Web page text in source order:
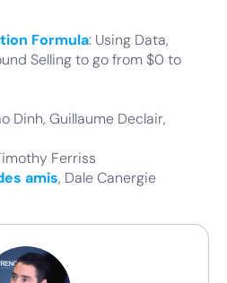
Formula: Using Data,
Selling to go from $0 to
Dinh, Guillaume Declair,
Ferriss
amis, Dale Canergie